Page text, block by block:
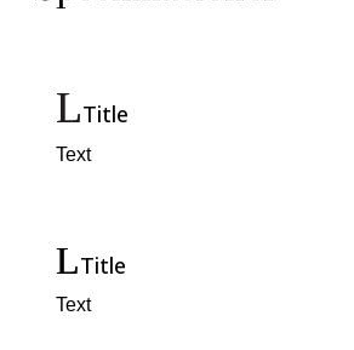
Title
Text
Title
Text